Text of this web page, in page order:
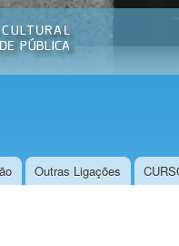
Outras Ligações